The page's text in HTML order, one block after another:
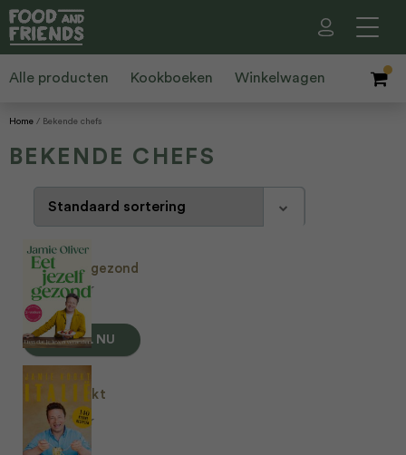
Alle producten Kookboeken Winkelwagen
Home Bekende chefs
BEKENDE CHEFS

Eet jezelf gezond
Jamie Oliver
€29,99
BESTEL NU
Jamie Kookt
Italie
Jamie Oliver
€34,99